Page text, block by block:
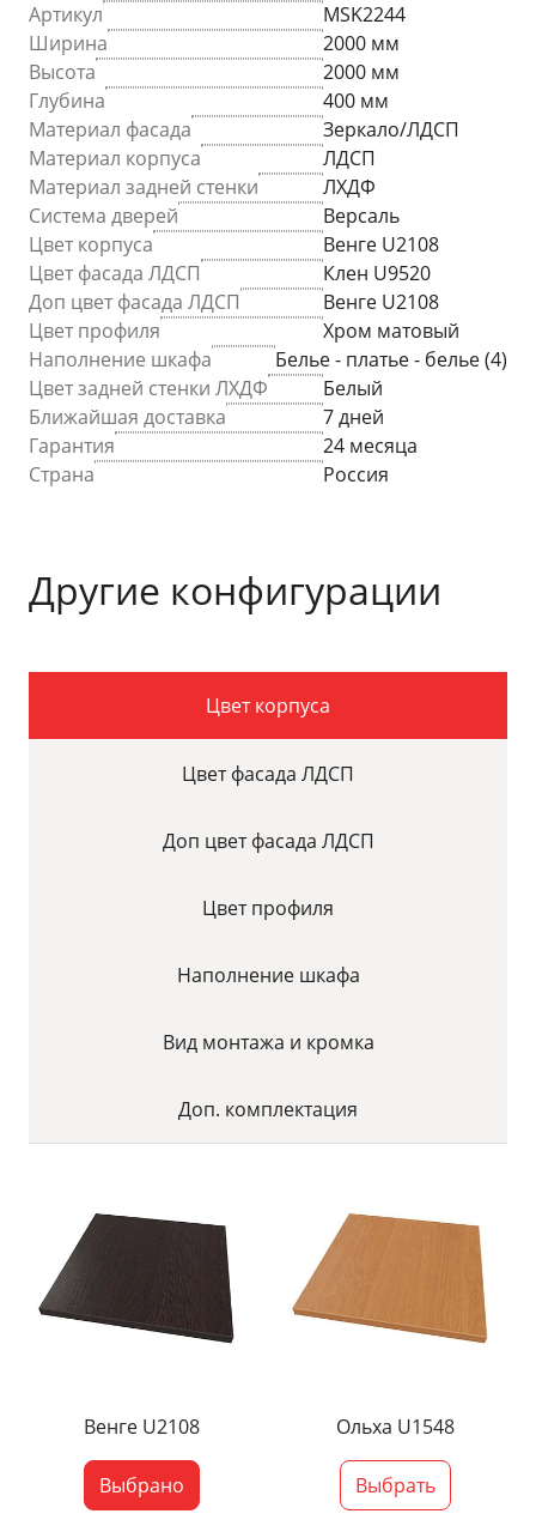
Артикул
MSK2244
Ширина
2000 мм
Высота
2000 мм
Глубина
400 мм
Материал фасада
Зеркало/ЛДСП
Материал корпуса
ЛДСП
Материал задней стенки
ЛХДФ
Система дверей
Версаль
Цвет корпуса
Венге U2108
Цвет фасада ЛДСП
Клен U9520
Доп цвет фасада ЛДСП
Венге U2108
Цвет профиля
Хром матовый
Наполнение шкафа
Белье - платье - белье (4)
Цвет задней стенки ЛХДФ
Белый
Ближайшая доставка
7 дней
Гарантия
24 месяца
Страна
Россия
Другие конфигурации
Цвет корпуса
Цвет фасада ЛДСП
Доп цвет фасада ЛДСП
Цвет профиля
Наполнение шкафа
Вид монтажа и кромка
Доп. комплектация
Венге U2108
Выбрано
Ольха U1548
Выбрать